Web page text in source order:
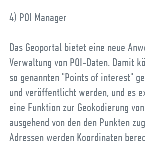
4) POI Manager
Das Geoportal bietet eine neue
Verwaltung von POI-Daten. Damit
so genannten "Points of interest"
und veröffentlicht werden, und es
eine Funktion zur Geokodierung
ausgehend von den den Punkten
Adressen werden Koordinaten